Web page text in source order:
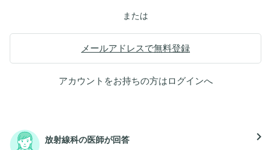
または
メールアドレスで無料登録
アカウントをお持ちの方はログインへ
放射線科の医師が回答 navigate_next